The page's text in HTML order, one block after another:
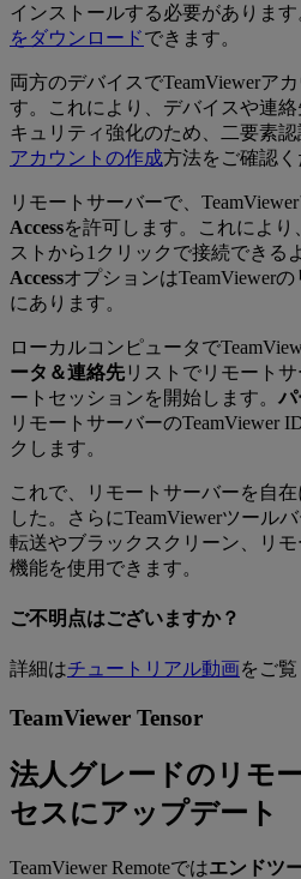
インストールする必要があります
をダウンロードできます。
両方のデバイスでTeamViewerア
す。これにより、デバイスや連
キュリティ強化のため、二要素認
アカウントの作成方法をご確認く
リモートサーバーで、
Accessを許可します。これにより
ストから1クリックで接続できる
AccessオプションはTeamViewerの
にあります。
ローカルコンピュータで
ータ＆連絡先リストでリモート
ートセッションを開始します。 パ
リモートサーバーのTeamViewer
クします。
これで、リモートサーバーを自
した。さらにTeamViewerツール
転送やブラックスクリーン、リ
機能を使用できます。
ご不明点はございますか？
詳細はチュートリアル動画をご覧
TeamViewer Tensor
法人グレードのリモ
セスにアップデート
TeamViewer Remoteではエンドツ